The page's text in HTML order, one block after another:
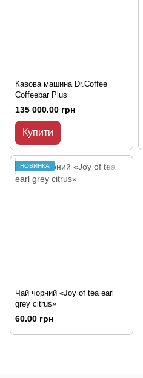
Кавова машина Dr.Coffee
Coffeebar Plus
135 000.00 грн
Купити
НОВИНКА
Чай чорний «Joy of tea earl
grey citrus»
60.00 грн